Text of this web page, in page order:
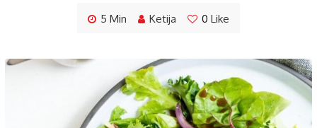
5 Min Ketija 0 Like